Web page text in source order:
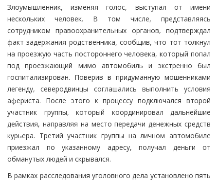
Злоумышленник, изменяя голос, выступал от имени
нескольких человек. В том числе, представляясь
сотрудником правоохранительных органов, подтверждал
факт задержания родственника, сообщив, что тот толкнул
на проезжую часть постороннего человека, который попал
под проезжающий мимо автомобиль и экстренно был
госпитализирован. Поверив в придуманную мошенниками
легенду, северодвинцы соглашались выполнить условия
афериста. После этого к процессу подключался второй
участник группы, который координировал дальнейшие
действия, направляя на место передачи денежных средств
курьера. Третий участник группы на личном автомобиле
приезжал по указанному адресу, получал деньги от
обманутых людей и скрывался.
В рамках расследования уголовного дела установлено пять